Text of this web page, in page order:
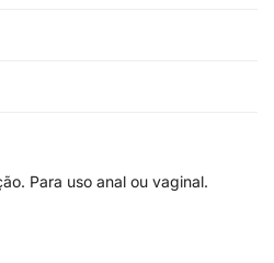
Para uso anal ou vaginal.